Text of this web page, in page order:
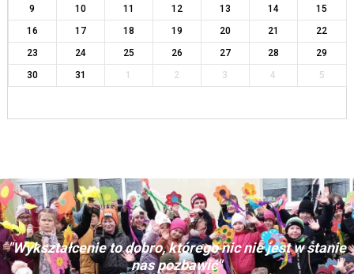
9
10 11 12 13 14
15
16
17 18 19 20 21
22
23
24 25 26 27 28
29
30
31 1 2 3 4 5
"Wykształcenie to dobro, którego nic nie jest w stanie
nas pozbawić"